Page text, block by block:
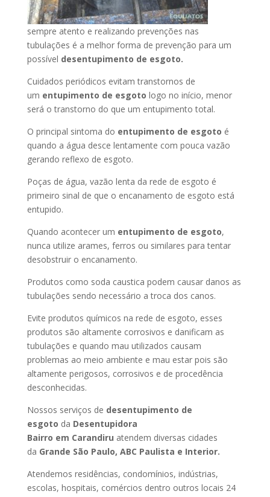
sempre atento e realizando prevenções nas
tubulações é a melhor forma de prevenção para um
possível desentupimento de esgoto.
Cuidados periódicos evitam transtornos de
um entupimento de esgoto logo no início, menor
será o transtorno do que um entupimento total.
O principal sintoma do entupimento de esgoto é
quando a água desce lentamente com pouca vazão
gerando reflexo de esgoto.
Poças de água, vazão lenta da rede de esgoto é
primeiro sinal de que o encanamento de esgoto está
entupido.
Quando acontecer um entupimento de esgoto,
nunca utilize arames, ferros ou similares para tentar
desobstruir o encanamento.
Produtos como soda caustica podem causar danos as
tubulações sendo necessário a troca dos canos.
Evite produtos químicos na rede de esgoto, esses
produtos são altamente corrosivos e danificam as
tubulações e quando mau utilizados causam
problemas ao meio ambiente e mau estar pois são
altamente perigosos, corrosivos e de procedência
desconhecidas.
Nossos serviços de desentupimento de
esgoto da Desentupidora
Bairro em Carandiru atendem diversas cidades
da Grande São Paulo, ABC Paulista e Interior.
Atendemos residências, condomínios, indústrias,
escolas, hospitais, comércios dentro outros locais 24